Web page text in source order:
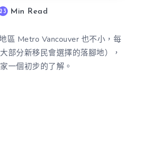
Min Read
區 Metro Vancouver 也不小，每
部分新移民會選擇的落腳地），
一個初步的了解。